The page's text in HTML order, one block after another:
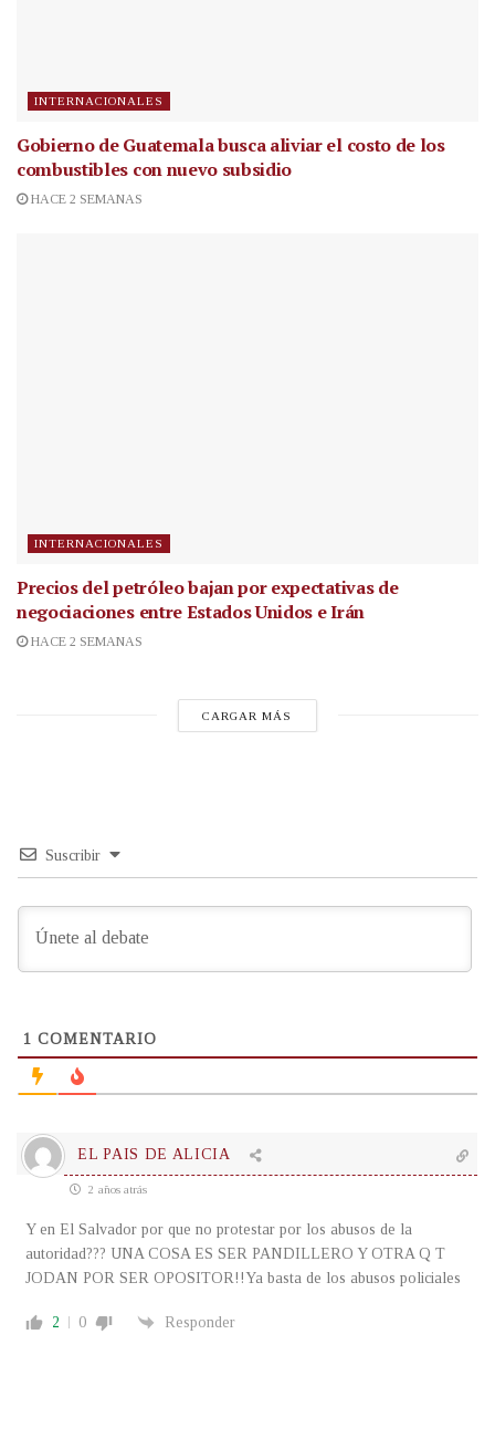
INTERNACIONALES
Gobierno de Guatemala busca aliviar el costo de los
combustibles con nuevo subsidio
HACE 2 SEMANAS
INTERNACIONALES
Precios del petróleo bajan por expectativas de
negociaciones entre Estados Unidos e Irán
HACE 2 SEMANAS
CARGAR MÁS
Suscribir
1 COMENTARIO
EL PAIS DE ALICIA
2 años atrás
Y en El Salvador por que no protestar por los abusos de la
autoridad??? UNA COSA ES SER PANDILLERO Y OTRA Q T
JODAN POR SER OPOSITOR!!Ya basta de los abusos policiales
2 0 Responder